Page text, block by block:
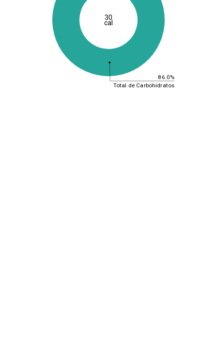
86.0%
Total de Carbohidratos
30
cal